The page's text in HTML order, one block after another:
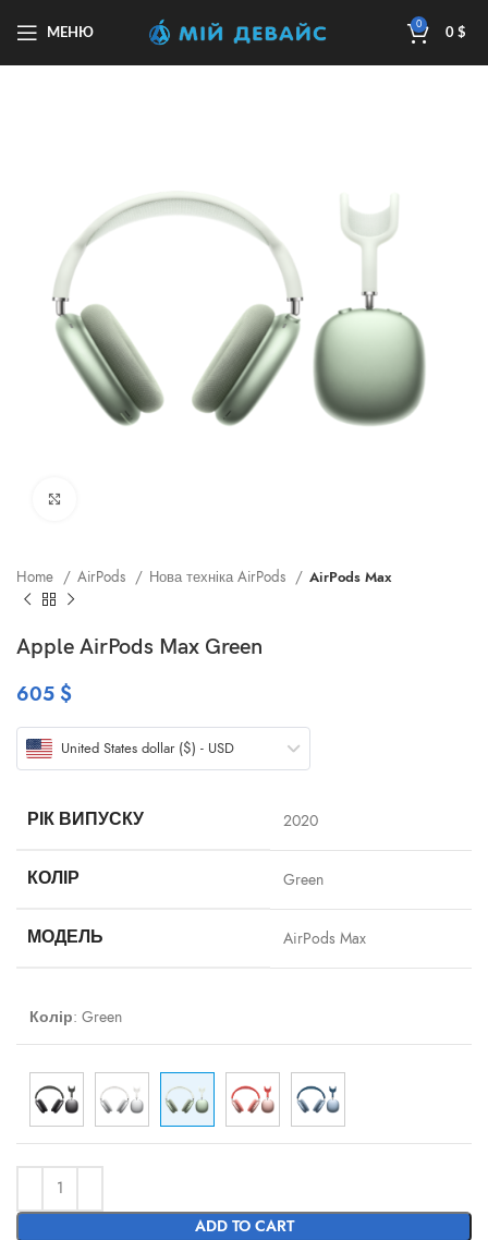
МЕНЮ
0
0 $
Home AirPods Нова техніка AirPods AirPods Max
Apple AirPods Max Green
605 $
United States dollar ($) - USD
РІК ВИПУСКУ 2020
КОЛІР Green
МОДЕЛЬ AirPods Max
Колір: Green
ADD TO CART